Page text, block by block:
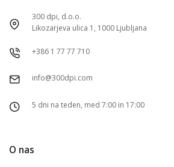
300 dpi, d.o.o.
Likozarjeva ulica 1, 1000 Ljubljana
+386 1 77 77 710
info@300dpi.com
5 dni na teden, med 7:00 in 17:00
O nas